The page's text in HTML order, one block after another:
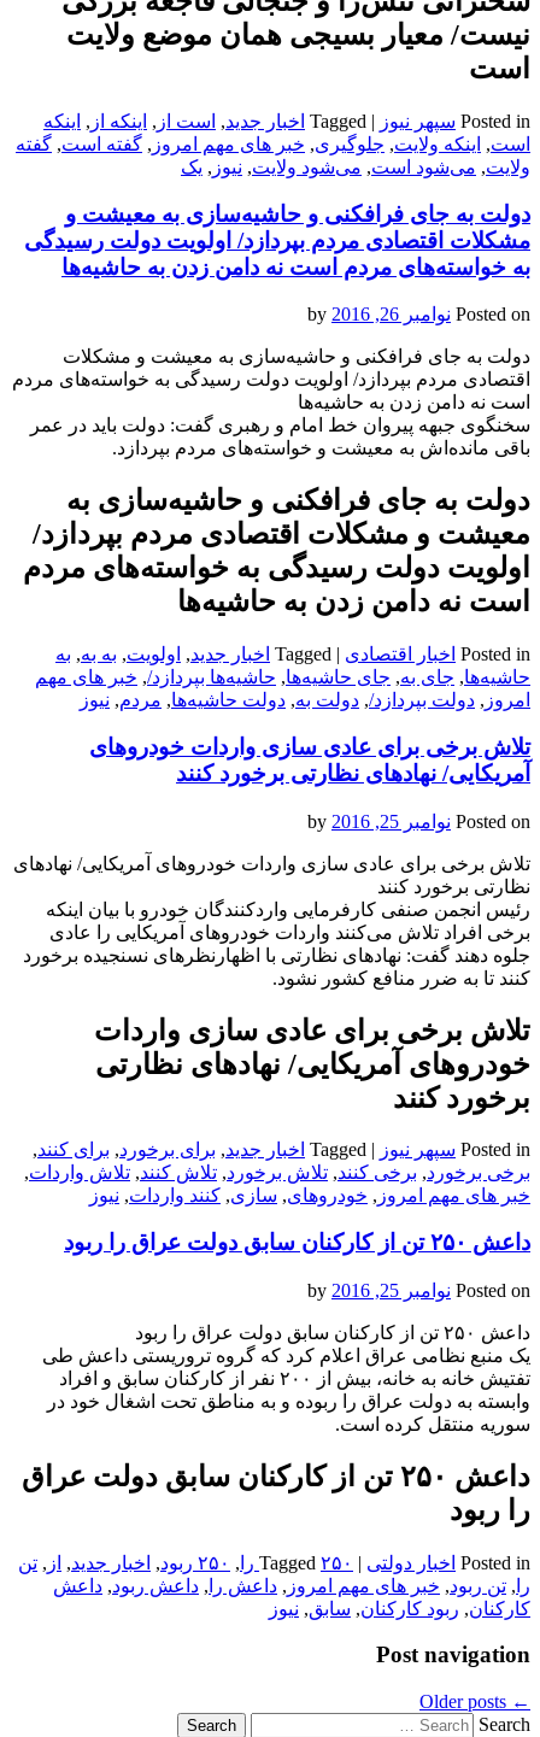
نیست/ معیار بسیجی همان موضع ولایت
است
Posted in سپهر نیوز |
Tagged اخبار جدید, است از , اینکه از , اینکه
است, اینکه ولایت, جلوگیری, خبر های مهم امروز , گفته است, گفته
ولایت, می‌‌‌‌شود است, می‌‌‌‌شود ولایت, نیوز , یک
دولت به جای فرافکنی و حاشیه‌سازی به معیشت و
مشکلات اقتصادی مردم بپردازد/ اولویت دولت رسیدگی
به خواسته‌های مردم است نه دامن زدن به حاشیه‌ها
Posted on نوامبر 26, 2016
دولت به جای فرافکنی و حاشیه‌سازی به معیشت و مشکلات
اقتصادی مردم بپردازد/ اولویت دولت رسیدگی به خواسته‌های مردم
است نه دامن زدن به حاشیه‌ها
سخنگوی جبهه پیروان خط امام و رهبری گفت: دولت باید در عمر
باقی‌ مانده‌اش به معیشت و خواسته‌های مردم بپردازد.
دولت به جای فرافکنی و حاشیه‌سازی به
معیشت و مشکلات اقتصادی مردم بپردازد/
اولویت دولت رسیدگی به خواسته‌های مردم
است نه دامن زدن به حاشیه‌ها
Posted in اخبار اقتصادی |
Tagged اخبار جدید, اولویت, به به, به
حاشیه‌ها, جای به, جای حاشیه‌ها, حاشیه‌ها بپردازد/, خبر های مهم
امروز , دولت بپردازد/, دولت به, دولت حاشیه‌ها, مردم, نیوز
تلاش برخی برای عادی سازی واردات خودروهای
آمریکایی/ نهادهای نظارتی برخورد کنند
Posted on نوامبر 25, 2016
تلاش برخی برای عادی سازی واردات خودروهای آمریکایی/ نهادهای
نظارتی برخورد کنند
رئیس انجمن صنفی کارفرمایی واردکنندگان خودرو با بیان اینکه
برخی افراد تلاش می‌کنند واردات خودروهای آمریکایی را عادی
جلوه دهند گفت: نهادهای نظارتی با اظهارنظرهای نسنجیده برخورد
کنند تا به ضرر منافع کشور نشود.
تلاش برخی برای عادی سازی واردات
خودروهای آمریکایی/ نهادهای نظارتی
برخورد کنند
Posted in سپهر نیوز Tagged اخبار جدید, برای برخورد, برای کنند,
برخی برخورد, برخی کنند, تلاش برخورد, تلاش کنند, تلاش واردات,
خبر های مهم امروز , خودروهای, سازی, کنند واردات, نیوز
داعش ۲۵۰ تن از کارکنان سابق دولت عراق را ربود
Posted on نوامبر 25, 2016
داعش ۲۵۰ تن از کارکنان سابق دولت عراق را ربود
یک منبع نظامی عراق اعلام کرد که گروه تروریستی داعش طی
تفتیش خانه به خانه، بیش از ۲۰۰ نفر از کارکنان سابق و افراد
وابسته به دولت عراق را ربوده و به مناطق تحت اشغال خود در
سوریه منتقل کرده است.
داعش ۲۵۰ تن از کارکنان سابق دولت عراق
را ربود
Posted in اخبار دولتی |
Tagged ۲۵۰ را , ۲۵۰ ربود , اخبار جدید, از , تن
را , تن ربود, خبر های مهم امروز , داعش را , داعش ربود, داعش
کارکنان, ربود کارکنان, سابق, نیوز
Post navigation
←
Search